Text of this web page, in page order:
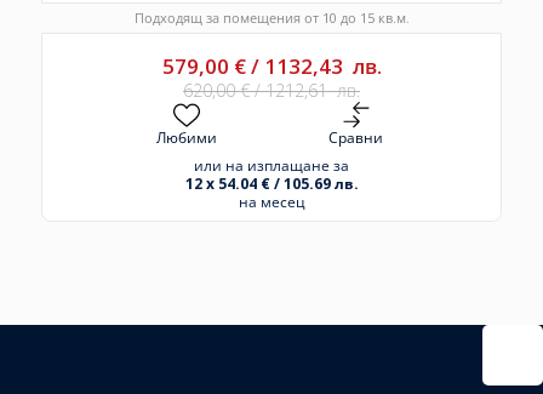
Подходящ за помещения от 10 до 15 кв.м.
579,00 €/ 1132,43 лв.
620,00€/1212,61лв.
Любими
Сравни
или на изплащане за
12 x 54.04 € / 105.69 лв.
на месец